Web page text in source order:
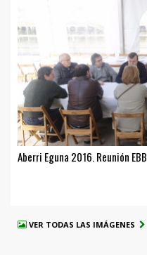
Aberri Eguna 2016. Reunión EBB
VER TODAS LAS IMÁGENES